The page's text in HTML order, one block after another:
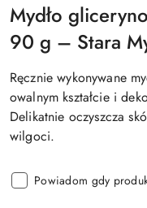
Mydło
90 g – Stara
Ręcznie wykonywane
owalnym kształcie i
Delikatnie oczyszcza
wilgoci.
Powiadom gdy